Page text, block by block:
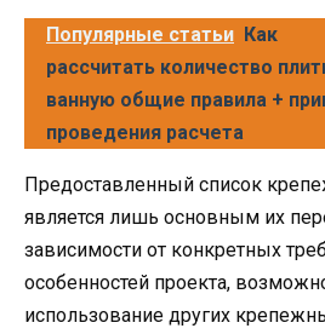
Популярные статьи Как
рассчитать количество
ванную общие правила +
проведения расчета
Предоставленный список
является лишь основным их
зависимости от конкретных
особенностей проекта,
использование других